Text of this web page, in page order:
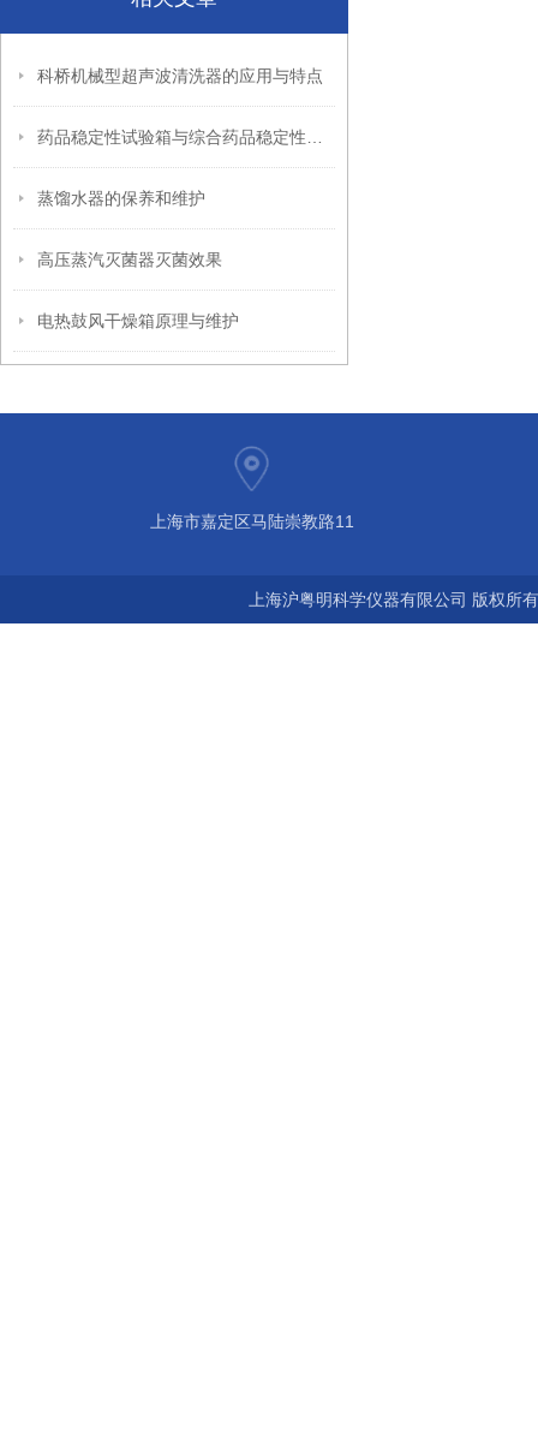
科桥机械型超声波清洗器的应用与特点
蒸馏水器的保养和维护
高压蒸汽灭菌器灭菌效果
电热鼓风干燥箱原理与维护
上海市嘉定区马陆崇教路11
上海沪粤明科学仪器有限公司 版权所